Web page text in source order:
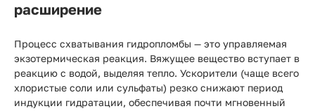
расширение
Процесс схватывания гидропломбы — это управляемая
экзотермическая реакция. Вяжущее вещество вступает в
реакцию с водой, выделяя тепло. Ускорители (чаще всего
хлористые соли или сульфаты) резко снижают период
индукции гидратации, обеспечивая почти мгновенный